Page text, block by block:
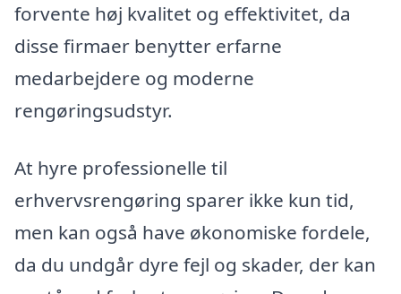
forvente høj kvalitet og effektivitet, da
disse firmaer benytter erfarne
medarbejdere og moderne
rengøringsudstyr.
At hyre professionelle til
erhvervsrengøring sparer ikke kun tid,
men kan også have økonomiske fordele,
da du undgår dyre fejl og skader, der kan